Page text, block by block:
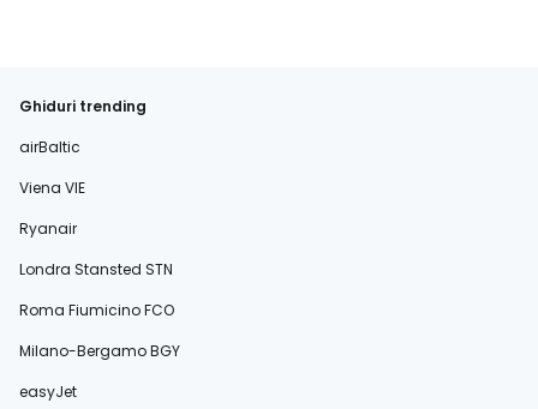
Ghiduri trending
airBaltic
Viena VIE
Ryanair
Londra Stansted STN
Roma Fiumicino FCO
Milano-Bergamo BGY
easyJet